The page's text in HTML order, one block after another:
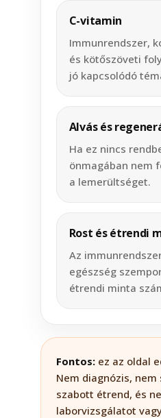
C-vitamin
Immunrendszer,
és kötőszöveti
jó kapcsolódó
Alvás és
Ha ez nincs
önmagában nem
a lemerültséget.
Rost és étrendi
Az
egészség
étrendi minta
Fontos:ez az oldal
Nem diagnózis, nem
szabott étrend, és
laborvizsgálatot